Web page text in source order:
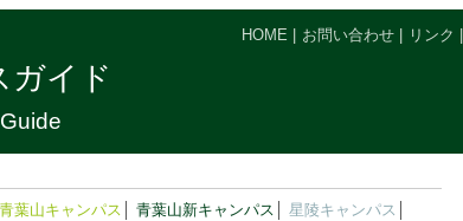
HOME お問い合わせ リンク
ガイド
青葉山キャンパス 青葉山新キャンパス 星陵キャンパス